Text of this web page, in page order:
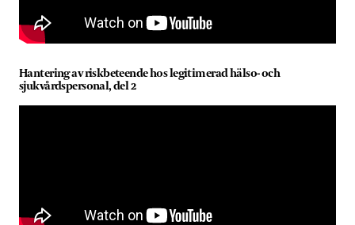
Hantering av riskbeteende hos legitimerad hälso- och
sjukvårdspersonal, del 2